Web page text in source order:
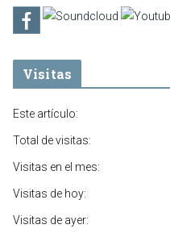
Visitas
Este artículo:
Total de visitas:
Visitas en el mes:
Visitas de hoy:
Visitas de ayer: